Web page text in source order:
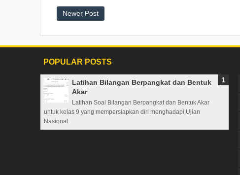
Newer Post
POPULAR POSTS
Latihan Bilangan Berpangkat dan Bentuk
Akar
Latihan Soal Bilangan Berpangkat dan Bentuk Akar
untuk kelas 9 yang mempersiapkan diri menghadapi Ujian
Nasional